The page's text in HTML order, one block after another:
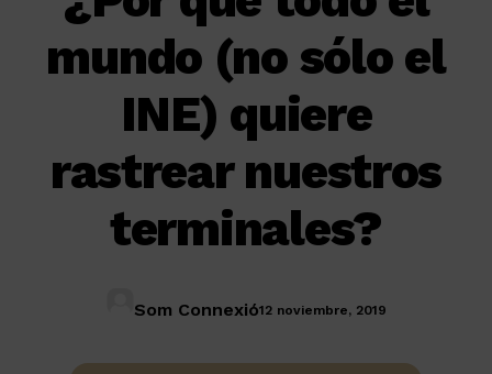
mundo (no sólo el
INE) quiere
rastrear nuestros
terminales?
Som Connexió12 noviembre, 2019